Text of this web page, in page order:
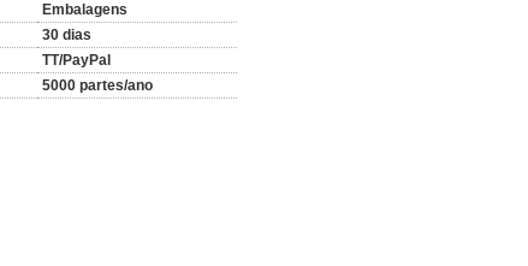
Embalagens
30 dias
TT/PayPal
5000 partes/ano